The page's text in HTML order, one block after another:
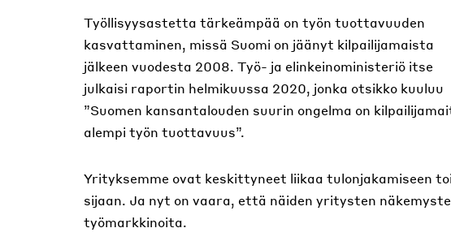
Työllisyysastetta tärkeämpää on työn tuottavuuden
kasvattaminen, missä Suomi on jäänyt kilpailijamaista
jälkeen vuodesta 2008. Työ- ja elinkeinoministeriö itse
julkaisi raportin helmikuussa 2020, jonka otsikko kuuluu
”Suomen kansantalouden suurin ongelma on
alempi työn tuottavuus”.
Yrityksemme ovat keskittyneet liikaa tulonjakamiseen
sijaan. Ja nyt on vaara, että näiden yritysten
työmarkkinoita.